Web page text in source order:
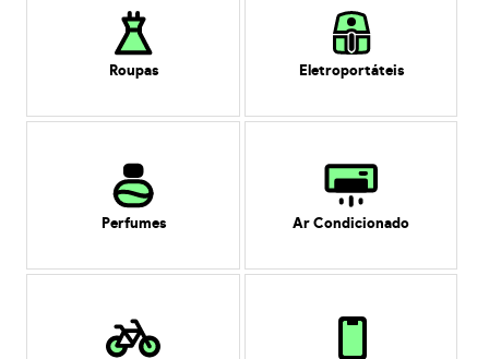
Roupas Eletroportáteis
Perfumes Ar Condicionado